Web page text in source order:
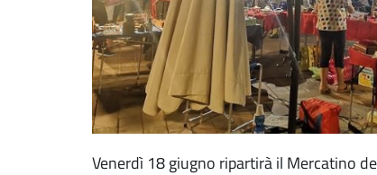
Venerdì 18 giugno ripartirà il Mercatino